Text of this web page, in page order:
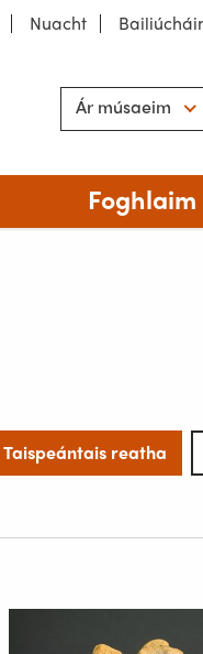
Nuacht
Ár músaeim
Foghlaim
Taispeántais reatha